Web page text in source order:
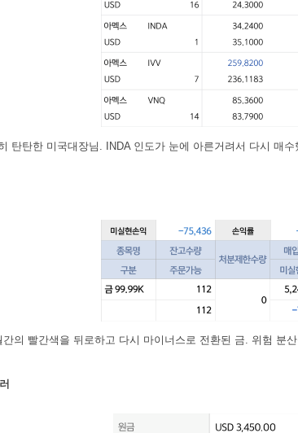
탄탄한 미국대장님. INDA 인도가 눈에 아른거려서 다시 매수
간의 빨간색을 뒤로하고 다시 마이너스로 전환된 금. 위험 분